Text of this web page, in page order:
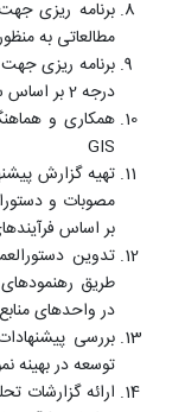
برنامه ریزی
مطالعاتی به
برنامه ریزی
درجه 2 بر اساس سیاست ها و دستورالعمل های ابلاغی
همکاری و
GIS
تهیه گزارش
مصوبات و
بر اساس
تدوین
طریق
در واحدهای
بررسی
توسعه در بهینه
ارائه گزارشات